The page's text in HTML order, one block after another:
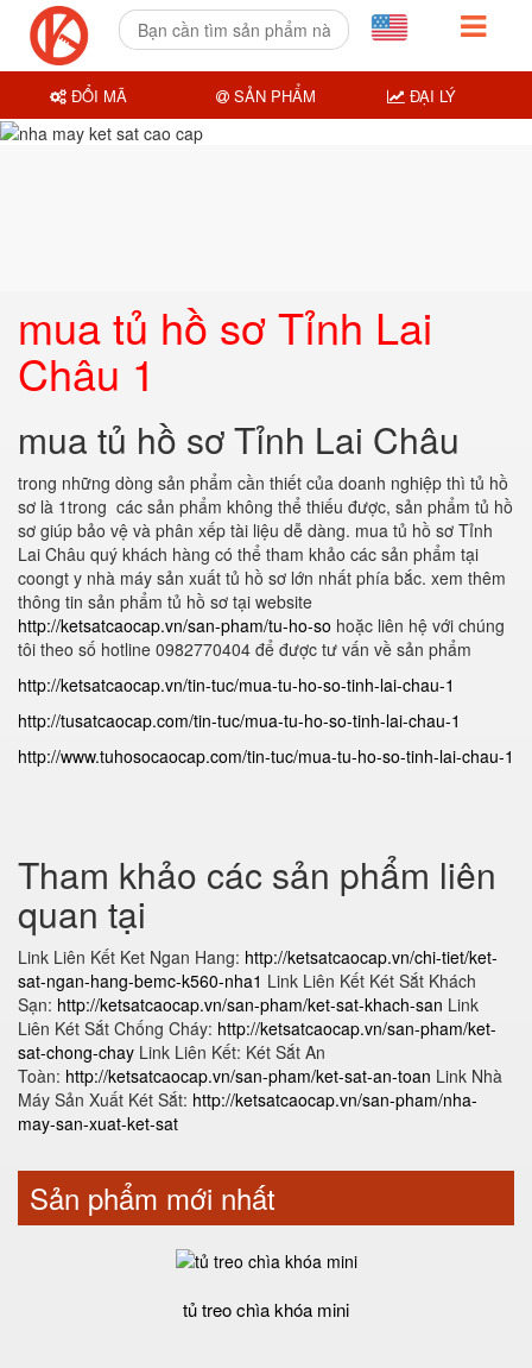
mua tủ hồ sơ Tỉnh Lai
Châu 1
mua tủ hồ sơ Tỉnh Lai Châu
trong những dòng sản phẩm cần thiết của doanh nghiệp thì tủ hồ
sơ là 1trong các sản phẩm không thể thiếu được, sản phẩm tủ hồ
sơ giúp bảo vệ và phân xếp tài liệu dễ dàng. mua tủ hồ sơ Tỉnh
Lai Châu quý khách hàng có thể tham khảo các sản phẩm tại
coongt y nhà máy sản xuất tủ hồ sơ lớn nhất phía bắc. xem thêm
thông tin sản phẩm tủ hồ sơ tại website
http://ketsatcaocap.vn/san-pham/tu-ho-so hoặc liên hệ với chúng
tôi theo số hotline 0982770404 để được tư vấn về sản phẩm
http://ketsatcaocap.vn/tin-tuc/mua-tu-ho-so-tinh-lai-chau-1
http://tusatcaocap.com/tin-tuc/mua-tu-ho-so-tinh-lai-chau-1
http://www.tuhosocaocap.com/tin-tuc/mua-tu-ho-so-tinh-lai-chau-1
Tham khảo các sản phẩm liên
quan tại
Link Liên Kết Ket Ngan Hang: http://ketsatcaocap.vn/chi-tiet/ket-
sat-ngan-hang-bemc-k560-nha1 Link Liên Kết Két Sắt Khách
Sạn: http://ketsatcaocap.vn/san-pham/ket-sat-khach-san Link
Liên Két Sắt Chống Cháy: http://ketsatcaocap.vn/san-pham/ket-
sat-chong-chay Link Liên Kết: Két Sắt An
Toàn: http://ketsatcaocap.vn/san-pham/ket-sat-an-toan Link Nhà
Máy Sản Xuất Két Sắt: http://ketsatcaocap.vn/san-pham/nha-
may-san-xuat-ket-sat
Sản phẩm mới nhất
tủ treo chìa khóa mini
ĐỔI MÃ SẢN PHẨM ĐẠI LÝ